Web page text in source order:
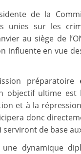
de la
unies sur les
au siège de
influente en vue
objectif ultime est
et à la
donc
de base
une dynamique